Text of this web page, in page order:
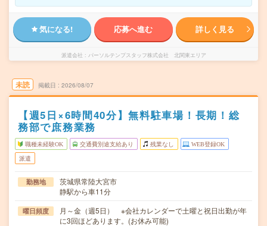
気になる! 応募へ進む 詳しく見る
派遣会社 パーソルテンプスタッフ株式会社 北関東エリア
未読 掲載日 2026/08/07
【週5日×6時間40分】無料駐車場！長期！総
務部で庶務業務
職種未経験OK 交通費別途支給あり 残業なし WEB登録OK
派遣
勤務地
茨城県常陸大宮市
静駅から車11分
曜日頻度
月～金（週5日） ※会社カレンダーで土曜と祝日出勤が年
に3回ほどあります。(お休み可能)